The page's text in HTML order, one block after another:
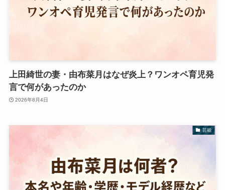
上田綺世の妻・由布菜月はなぜ炎上？ワンオペ育児発
言で何があったのか
2026年8月4日
芸能